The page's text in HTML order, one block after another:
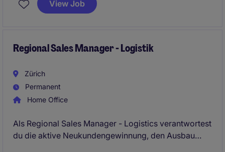
innovativer Produkte und Technologien aktiv voran.
attraktiven Entwicklungsmöglichkeiten in einem
View Job
Regional Sales Manager - Logistik
Zürich
Permanent
Home Office
Als Regional Sales Manager - Logistics verantwortest
du die aktive Neukundengewinnung, den Ausbau